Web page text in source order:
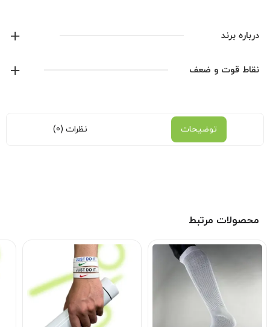
درباره برند
نایک
نقاط قوت و ضعف
توضیحات نظرات (0)
محصولات مرتبط